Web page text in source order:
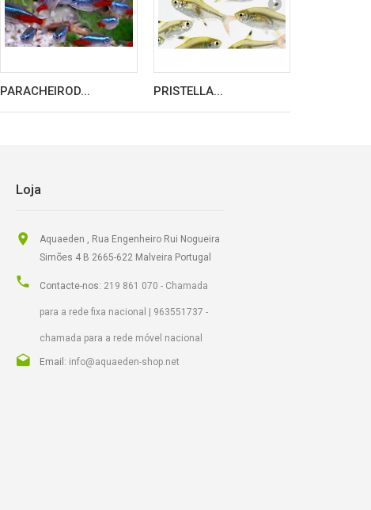
PARACHEIROD... PRISTELLA...
Loja
Aquaeden , Rua Engenheiro Rui Nogueira
Simões 4 B 2665-622 Malveira Portugal
Contacte-nos: 219 861 070 - Chamada
para a rede fixa nacional | 963551737 -
chamada para a rede móvel nacional
Email: info@aquaeden-shop.net